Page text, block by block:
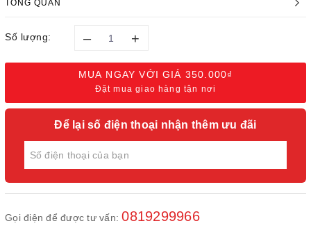
TỔNG QUAN
Số lượng: – +
MUA NGAY VỚI GIÁ 350.000₫
Đặt mua giao hàng tận nơi
Để lại số điện thoại nhận thêm ưu đãi
Gọi điện để được tư vấn:0819299966